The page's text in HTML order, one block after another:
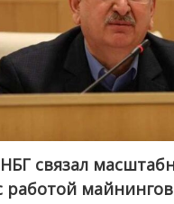
НБГ связал
работой